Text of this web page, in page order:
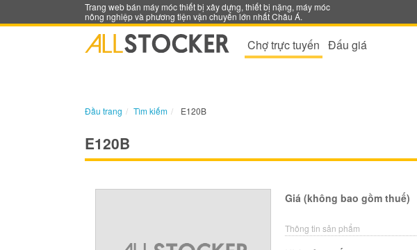
Trang web bán máy móc thiết bị xây dựng, thiết bị nặng, máy móc
nông nghiệp và phương tiện vận chuyển lớn nhất Châu Á.
Chợ trực tuyến Đấu giá
Đầu trang Tìm kiếm E120B
E120B
Giá (không bao gồm thuế)
Thông tin sản phẩm